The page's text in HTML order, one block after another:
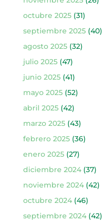
octubre 2025(31)
septiembre 2025(40)
agosto 2025(32)
julio 2025(47)
junio 2025(41)
mayo 2025(52)
abril 2025(42)
marzo 2025(43)
febrero 2025(36)
enero 2025(27)
diciembre 2024(37)
noviembre 2024(42)
octubre 2024(46)
septiembre 2024(42)